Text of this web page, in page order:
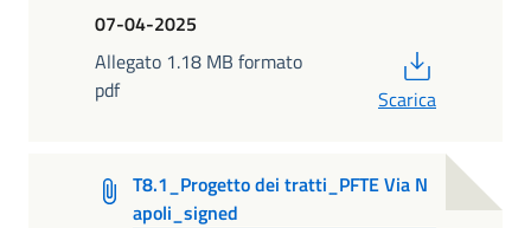
07-04-2025
Allegato 1.18 MB formato
pdf
Scarica
T8.1_Progetto dei tratti_PFTE Via N
apoli_signed